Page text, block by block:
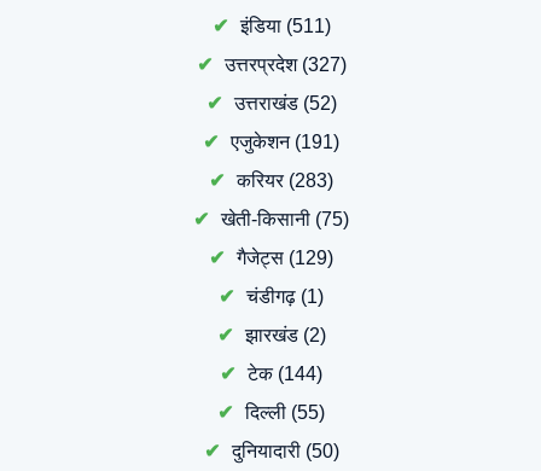
इंडिया(511)
उत्तरप्रदेश(327)
उत्तराखंड(52)
एजुकेशन(191)
करियर(283)
खेती-किसानी (75)
गैजेट्स (129)
चंडीगढ़ (1)
झारखंड(2)
टेक(144)
दिल्ली (55)
दुनियादारी(50)